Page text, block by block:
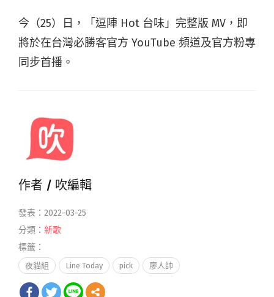
今（25）日，「逗陣 Hot 台味」完整版 MV，即
將於在台灣必勝客官方 YouTube 頻道及官方粉專
同步首播。
作者 / 吹編輯
發表：2022-03-25
分類： 新歌
標籤：
夜貓組 Line Today pick 廖人帥